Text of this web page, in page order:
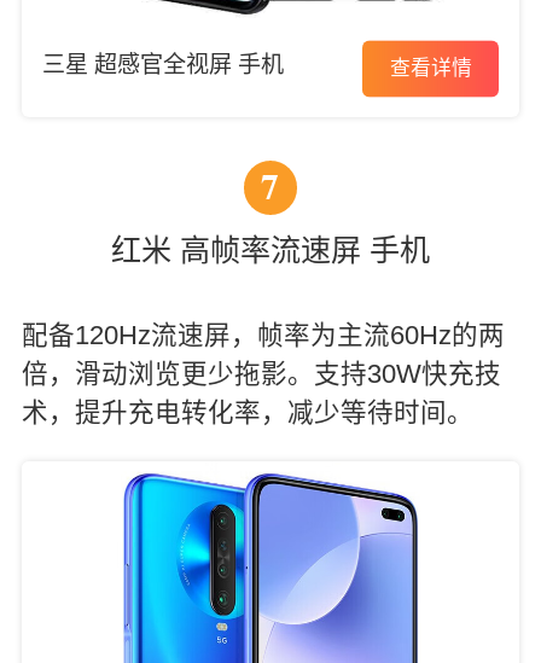
三星 超感官全视屏 手机 查看详情
7
红米 高帧率流速屏 手机
配备120Hz流速屏，帧率为主流60Hz的两
倍，滑动浏览更少拖影。支持30W快充技
术，提升充电转化率，减少等待时间。